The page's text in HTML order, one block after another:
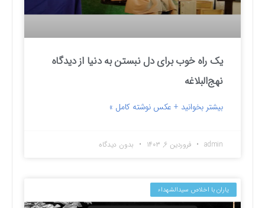
یک راه خوب برای دل نبستن به دنیا از دیدگاه
نهج‌البلاغه
بیشتر بخوانید + عکس نوشته کامل »
admin فروردین ۶, ۱۴۰۳ بدون دیدگاه
یاران با اخلاص سیدالشهداء